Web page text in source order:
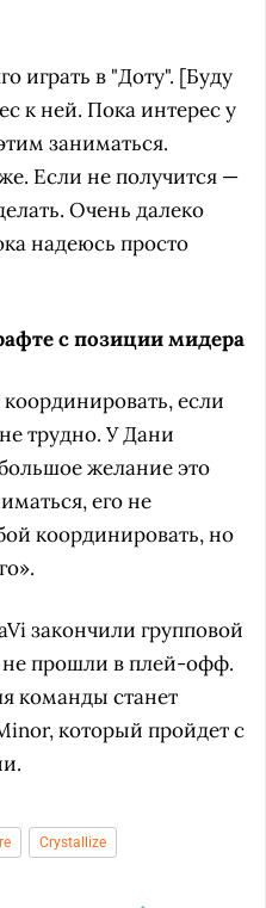
играть в "Доту". [Буду
к ней. Пока интерес у
заниматься.
Если не получится —
Очень далеко
надеюсь просто
с позиции мидера
если
трудно. У Дани
желание это
его не
координировать, но
закончили групповой
не прошли в плей-офф.
команды станет
который пройдет с
Crystallize